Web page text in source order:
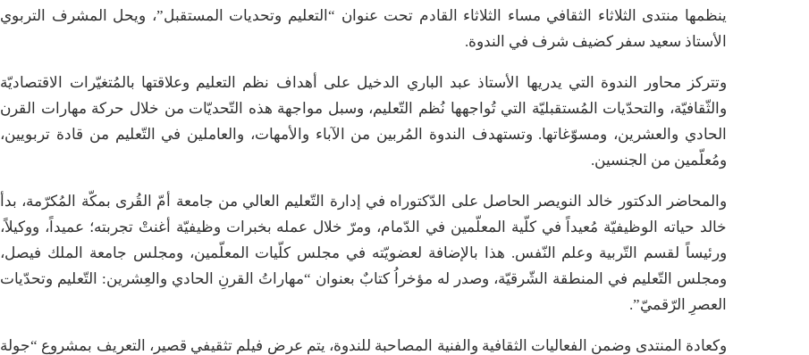
ينظمها منتدى الثلاثاء الثقافي مساء الثلاثاء القادم تحت عنوان “التعليم وتحديات المستقبل”، ويحل المشرف التربوي
الأستاذ سعيد سفر كضيف شرف في الندوة.
وتتركز محاور الندوة التي يدريها الأستاذ عبد الباري الدخيل على أهداف نظم التعليم وعلاقتها بالمُتغيّرات الاقتصاديّة
والثّقافيّة، والتحدّيات المُستقبليّة التي تُواجهها نُظم التّعليم، وسبل مواجهة هذه التّحديّات من خلال حركة مهارات القرن
الحادي والعشرين، ومسوّغاتها. وتستهدف الندوة المُربين من الآباء والأمهات، والعاملين في التّعليم من قادة تربويين،
ومُعلّمين من الجنسين.
والمحاضر الدكتور خالد النويصر الحاصل على الدّكتوراه في إدارة التّعليم العالي من جامعة أمّ القُرى بمكّة المُكرّمة، بدأ
خالد حياته الوظيفيّة مُعيداً في كلّية المعلّمين في الدّمام، ومرّ خلال عمله بخبرات وظيفيّة أغنتْ تجربته؛ عميداً، ووكيلاً،
ورئيساً لقسم التّربية وعلم النّفس. هذا بالإضافة لعضويّته في مجلس كلّيات المعلّمين، ومجلس جامعة الملك فيصل،
ومجلس التّعليم في المنطقة الشّرقيّة، وصدر له مؤخراُ كتابٌ بعنوان “مهاراتُ القرنِ الحادي والعِشرين: التّعليم وتحدّيات
العصرِ الرّقميّ”.
وكعادة المنتدى وضمن الفعاليات الثقافية والفنية المصاحبة للندوة، يتم عرض فيلم تثقيفي قصير، التعريف بمشروع “جولة